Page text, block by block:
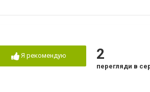
Я рекомендую 2
перегляди в